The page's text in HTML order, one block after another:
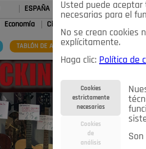
ESPAÑA DEPORTES
Economía Ciencia&Tecnología
TABLÓN DE ANUNCIOS MIS ANUNCIOS
Usted puede
necesarias para el
No se crean cookies
explícitamente.
Haga clic: Política de
Cookies
estrictamente
necesarias
Cookies
de
análisis